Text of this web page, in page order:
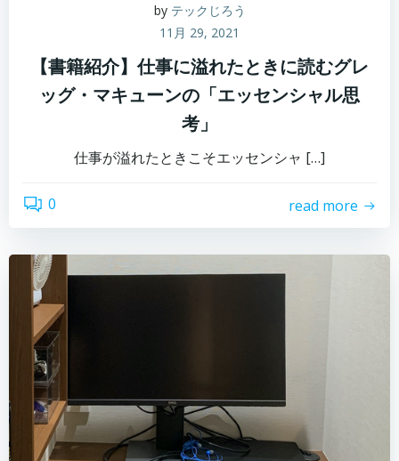
by テックじろう
11月 29, 2021
【書籍紹介】仕事に溢れたときに読むグレ
ッグ・マキューンの「エッセンシャル思
考」
仕事が溢れたときこそエッセンシャ […]
0 read more